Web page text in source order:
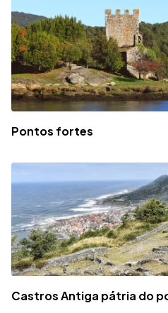
Pontos fortes
Castros Antiga pátria do